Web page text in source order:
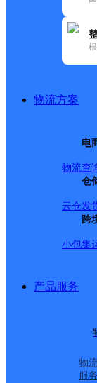
物流方案
电
物流查
仓
云仓发
跨
小包集
产品服务
物
服
所属快递：邮
所属区域：河
网点地址：漯
网点负责人：